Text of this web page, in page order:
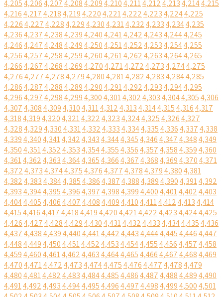
4,2054,2064,2074,2084,2094,2104,2114,2124,2134,2144,215
4,2164,2174,2184,2194,2204,2214,2224,2234,2244,225
4,2264,2274,2284,2294,2304,2314,2324,2334,2344,235
4,2364,2374,2384,2394,2404,2414,2424,2434,2444,245
4,2464,2474,2484,2494,2504,2514,2524,2534,2544,255
4,2564,2574,2584,2594,2604,2614,2624,2634,2644,265
4,2664,2674,2684,2694,2704,2714,2724,2734,2744,275
4,2764,2774,2784,2794,2804,2814,2824,2834,2844,285
4,2864,2874,2884,2894,2904,2914,2924,2934,2944,295
4,2964,2974,2984,2994,3004,3014,3024,3034,3044,3054,306
4,3074,3084,3094,3104,3114,3124,3134,3144,3154,3164,317
4,3184,3194,3204,3214,3224,3234,3244,3254,3264,327
4,3284,3294,3304,3314,3324,3334,3344,3354,3364,3374,338
4,3394,3404,3414,3424,3434,3444,3454,3464,3474,3484,349
4,3504,3514,3524,3534,3544,3554,3564,3574,3584,3594,360
4,3614,3624,3634,3644,3654,3664,3674,3684,3694,3704,371
4,3724,3734,3744,3754,3764,3774,3784,3794,3804,381
4,3824,3834,3844,3854,3864,3874,3884,3894,3904,3914,392
4,3934,3944,3954,3964,3974,3984,3994,4004,4014,4024,403
4,4044,4054,4064,4074,4084,4094,4104,4114,4124,4134,414
4,4154,4164,4174,4184,4194,4204,4214,4224,4234,4244,425
4,4264,4274,4284,4294,4304,4314,4324,4334,4344,4354,436
4,4374,4384,4394,4404,4414,4424,4434,4444,4454,4464,447
4,4484,4494,4504,4514,4524,4534,4544,4554,4564,4574,458
4,4594,4604,4614,4624,4634,4644,4654,4664,4674,4684,469
4,4704,4714,4724,4734,4744,4754,4764,4774,4784,479
4,4804,4814,4824,4834,4844,4854,4864,4874,4884,4894,490
4,4914,4924,4934,4944,4954,4964,4974,4984,4994,5004,501